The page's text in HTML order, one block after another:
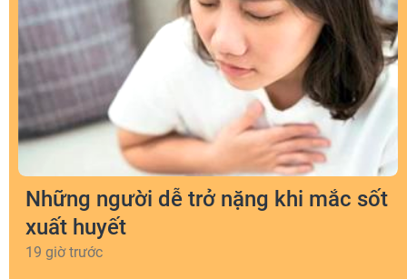
Những người dễ trở nặng khi mắc sốt
xuất huyết
19 giờ trước